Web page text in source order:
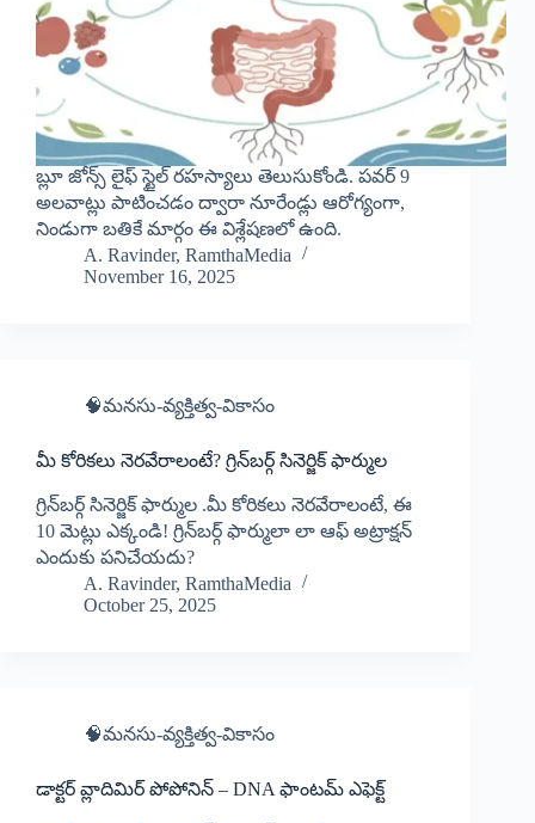
బ్లూ జోన్స్ లైఫ్ స్టైల్ రహస్యాలు తెలుసుకోండి. పవర్ 9
అలవాట్లు పాటించడం ద్వారా నూరేండ్లు ఆరోగ్యంగా,
నిండుగా బతికే మార్గం ఈ విశ్లేషణలో ఉంది.
A. Ravinder, RamthaMedia
November 16, 2025
🧠మనసు-వ్యక్తిత్వ-వికాసం
మీ కోరికలు నెరవేరాలంటే? గ్రిన్‌బర్గ్ సినెర్జిక్ ఫార్ముల
గ్రిన్‌బర్గ్ సినెర్జిక్ ఫార్ముల .మీ కోరికలు నెరవేరాలంటే, ఈ
10 మెట్లు ఎక్కండి! గ్రిన్‌బర్గ్ ఫార్ములా లా ఆఫ్ అట్రాక్షన్
ఎందుకు పనిచేయదు?
A. Ravinder, RamthaMedia
October 25, 2025
🧠మనసు-వ్యక్తిత్వ-వికాసం
డాక్టర్ వ్లాదిమిర్ పోపోనిన్ – DNA ఫాంటమ్ ఎఫెక్ట్